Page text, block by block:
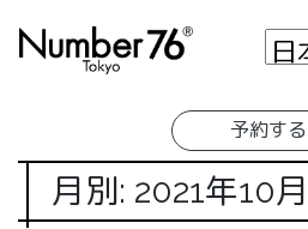
予約する
月別: 2021年10月